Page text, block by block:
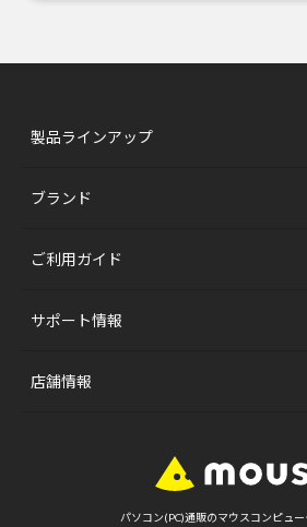
製品ラインアップ
ブランド
ご利用ガイド
サポート情報
店舗情報
パソコン(PC)通販のマウスコンピュー